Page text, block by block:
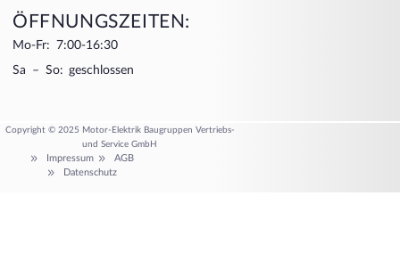
ÖFFNUNGSZEITEN:
Mo-Fr: 7:00-16:30
Sa – So: geschlossen
Copyright © 2025 Motor-Elektrik Baugruppen Vertriebs-
und Service GmbH
Impressum
AGB
Datenschutz